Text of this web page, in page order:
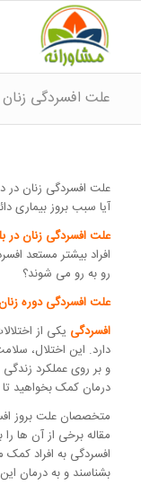
علت افسردگی
علت افسردگی زنان در
آیا سبب بروز بیماری
علت افسردگی زنان در
افراد بیشتر مستعد
رو به رو می شوند؟
علت افسردگی دوره
افسردگی یکی از
دارد. این اختلال،
و بر روی عملکرد زندگی
درمان کمک بخواهید
متخصصان علت بروز
مقاله برخی از آن ها
افسردگی به افراد کمک
بشناسند و به درمان این